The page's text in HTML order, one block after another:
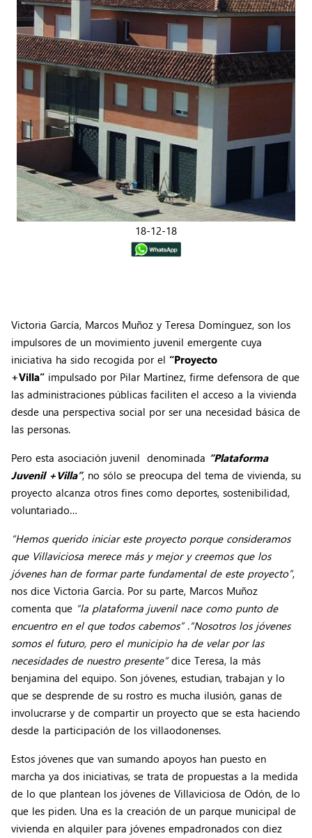
18-12-18
Victoria García, Marcos Muñoz y Teresa Domínguez, son los
impulsores de un movimiento juvenil emergente cuya
iniciativa ha sido recogida por el “Proyecto
+Villa” impulsado por Pilar Martínez, firme defensora de que
las administraciones públicas faciliten el acceso a la vivienda
desde una perspectiva social por ser una necesidad básica de
las personas.
Pero esta asociación juvenil denominada “Plataforma
Juvenil +Villa”, no sólo se preocupa del tema de vivienda, su
proyecto alcanza otros fines como deportes, sostenibilidad,
voluntariado…
“Hemos querido iniciar este proyecto porque consideramos
que Villaviciosa merece más y mejor y creemos que los
jóvenes han de formar parte fundamental de este proyecto”,
nos dice Victoria García. Por su parte, Marcos Muñoz
comenta que “la plataforma juvenil nace como punto de
encuentro en el que todos cabemos”.“Nosotros los jóvenes
somos el futuro, pero el municipio ha de velar por las
necesidades de nuestro presente”dice Teresa, la más
benjamina del equipo. Son jóvenes, estudian, trabajan y lo
que se desprende de su rostro es mucha ilusión, ganas de
involucrarse y de compartir un proyecto que se esta haciendo
desde la participación de los villaodonenses.
Estos jóvenes que van sumando apoyos han puesto en
marcha ya dos iniciativas, se trata de propuestas a la medida
de lo que plantean los jóvenes de Villaviciosa de Odón, de lo
que les piden. Una es la creación de un parque municipal de
vivienda en alquiler para jóvenes empadronados con diez